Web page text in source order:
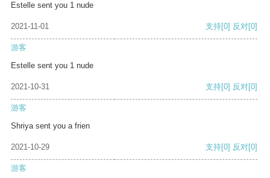
Estelle sent you 1 nude
2021-11-01 支持[0] 反对[0]
游客
Estelle sent you 1 nude
2021-10-31 支持[0] 反对[0]
游客
Shriya sent you a frien
2021-10-29 支持[0] 反对[0]
游客